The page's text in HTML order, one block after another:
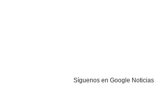
Síguenos en Google Noticias